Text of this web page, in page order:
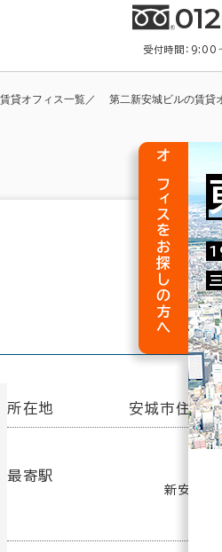
受付時間：9:00
貸オフィス一覧 第二新安城ビルの賃貸
所在地 安城市住吉
最寄駅
新安城
オフィスをお探しの方へ